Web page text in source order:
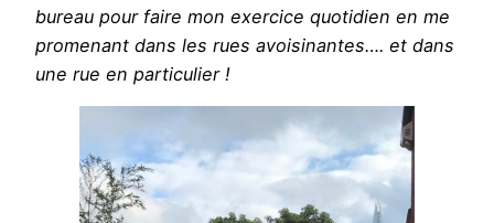
bureau pour faire mon exercice quotidien en me
promenant dans les rues avoisinantes…. et dans
une rue en particulier !